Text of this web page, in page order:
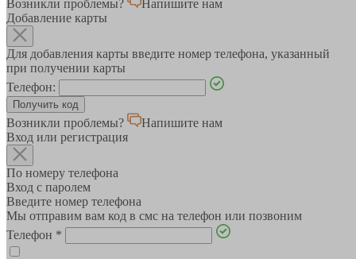
Возникли проблемы?
Напишите нам
Добавление карты
Для добавления карты введите номер телефона, указанный
при получении карты
Телефон:
Возникли проблемы?
Напишите нам
Вход или регистрация
По номеру телефона
Вход с паролем
Введите номер телефона
Мы отправим вам код в смс на телефон или позвоним
Телефон *